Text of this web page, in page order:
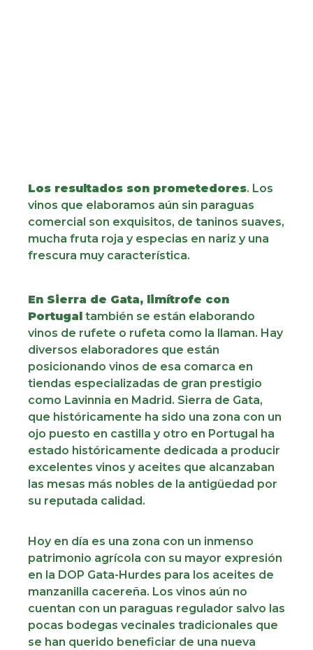
Los resultados son prometedores. Los
vinos que elaboramos aún sin paraguas
comercial son exquisitos, de taninos suaves,
mucha fruta roja y especias en nariz y una
frescura muy característica.
En Sierra de Gata, limítrofe con
Portugal también se están elaborando
vinos de rufete o rufeta como la llaman. Hay
diversos elaboradores que están
posicionando vinos de esa comarca en
tiendas especializadas de gran prestigio
como Lavinnia en Madrid. Sierra de Gata,
que históricamente ha sido una zona con un
ojo puesto en castilla y otro en Portugal ha
estado históricamente dedicada a producir
excelentes vinos y aceites que alcanzaban
las mesas más nobles de la antigüedad por
su reputada calidad.
Hoy en día es una zona con un inmenso
patrimonio agrícola con su mayor expresión
en la DOP Gata-Hurdes para los aceites de
manzanilla cacereña. Los vinos aún no
cuentan con un paraguas regulador salvo las
pocas bodegas vecinales tradicionales que
se han querido beneficiar de una nueva